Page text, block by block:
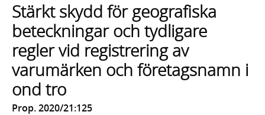
lista
med
sökförslag
Stärkt skydd för geografiska
beteckningar och tydligare
regler vid registrering av
varumärken och företagsnamn i
ond tro
Prop. 2020/21:125